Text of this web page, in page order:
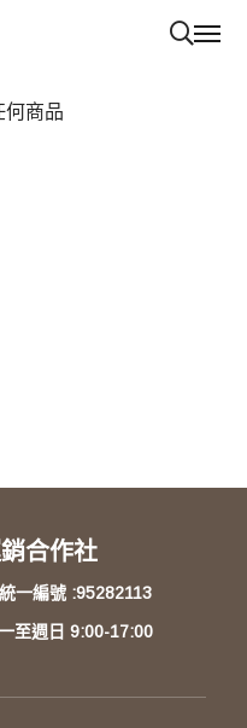
何商品
合作社
一編號 :95282113
週日 9:00-17:00